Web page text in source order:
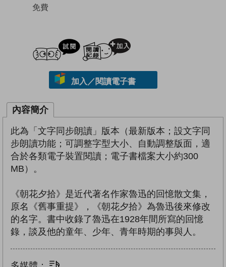
免費
試閲
加入／閱讀電子書
內容簡介
此為「文字同步朗讀」版本（最新版本；設文字同
步朗讀功能；可調整字型大小、自動調整版面，適
合於各類電子裝置閱讀；電子書檔案大小約300
MB）。
《朝花夕拾》是近代著名作家魯迅的回憶散文集，
原名《舊事重提》，《朝花夕拾》為魯迅後來修改
的名字。書中收錄了魯迅在1928年間所寫的回憶
錄，談及他的童年、少年、青年時期的事與人。